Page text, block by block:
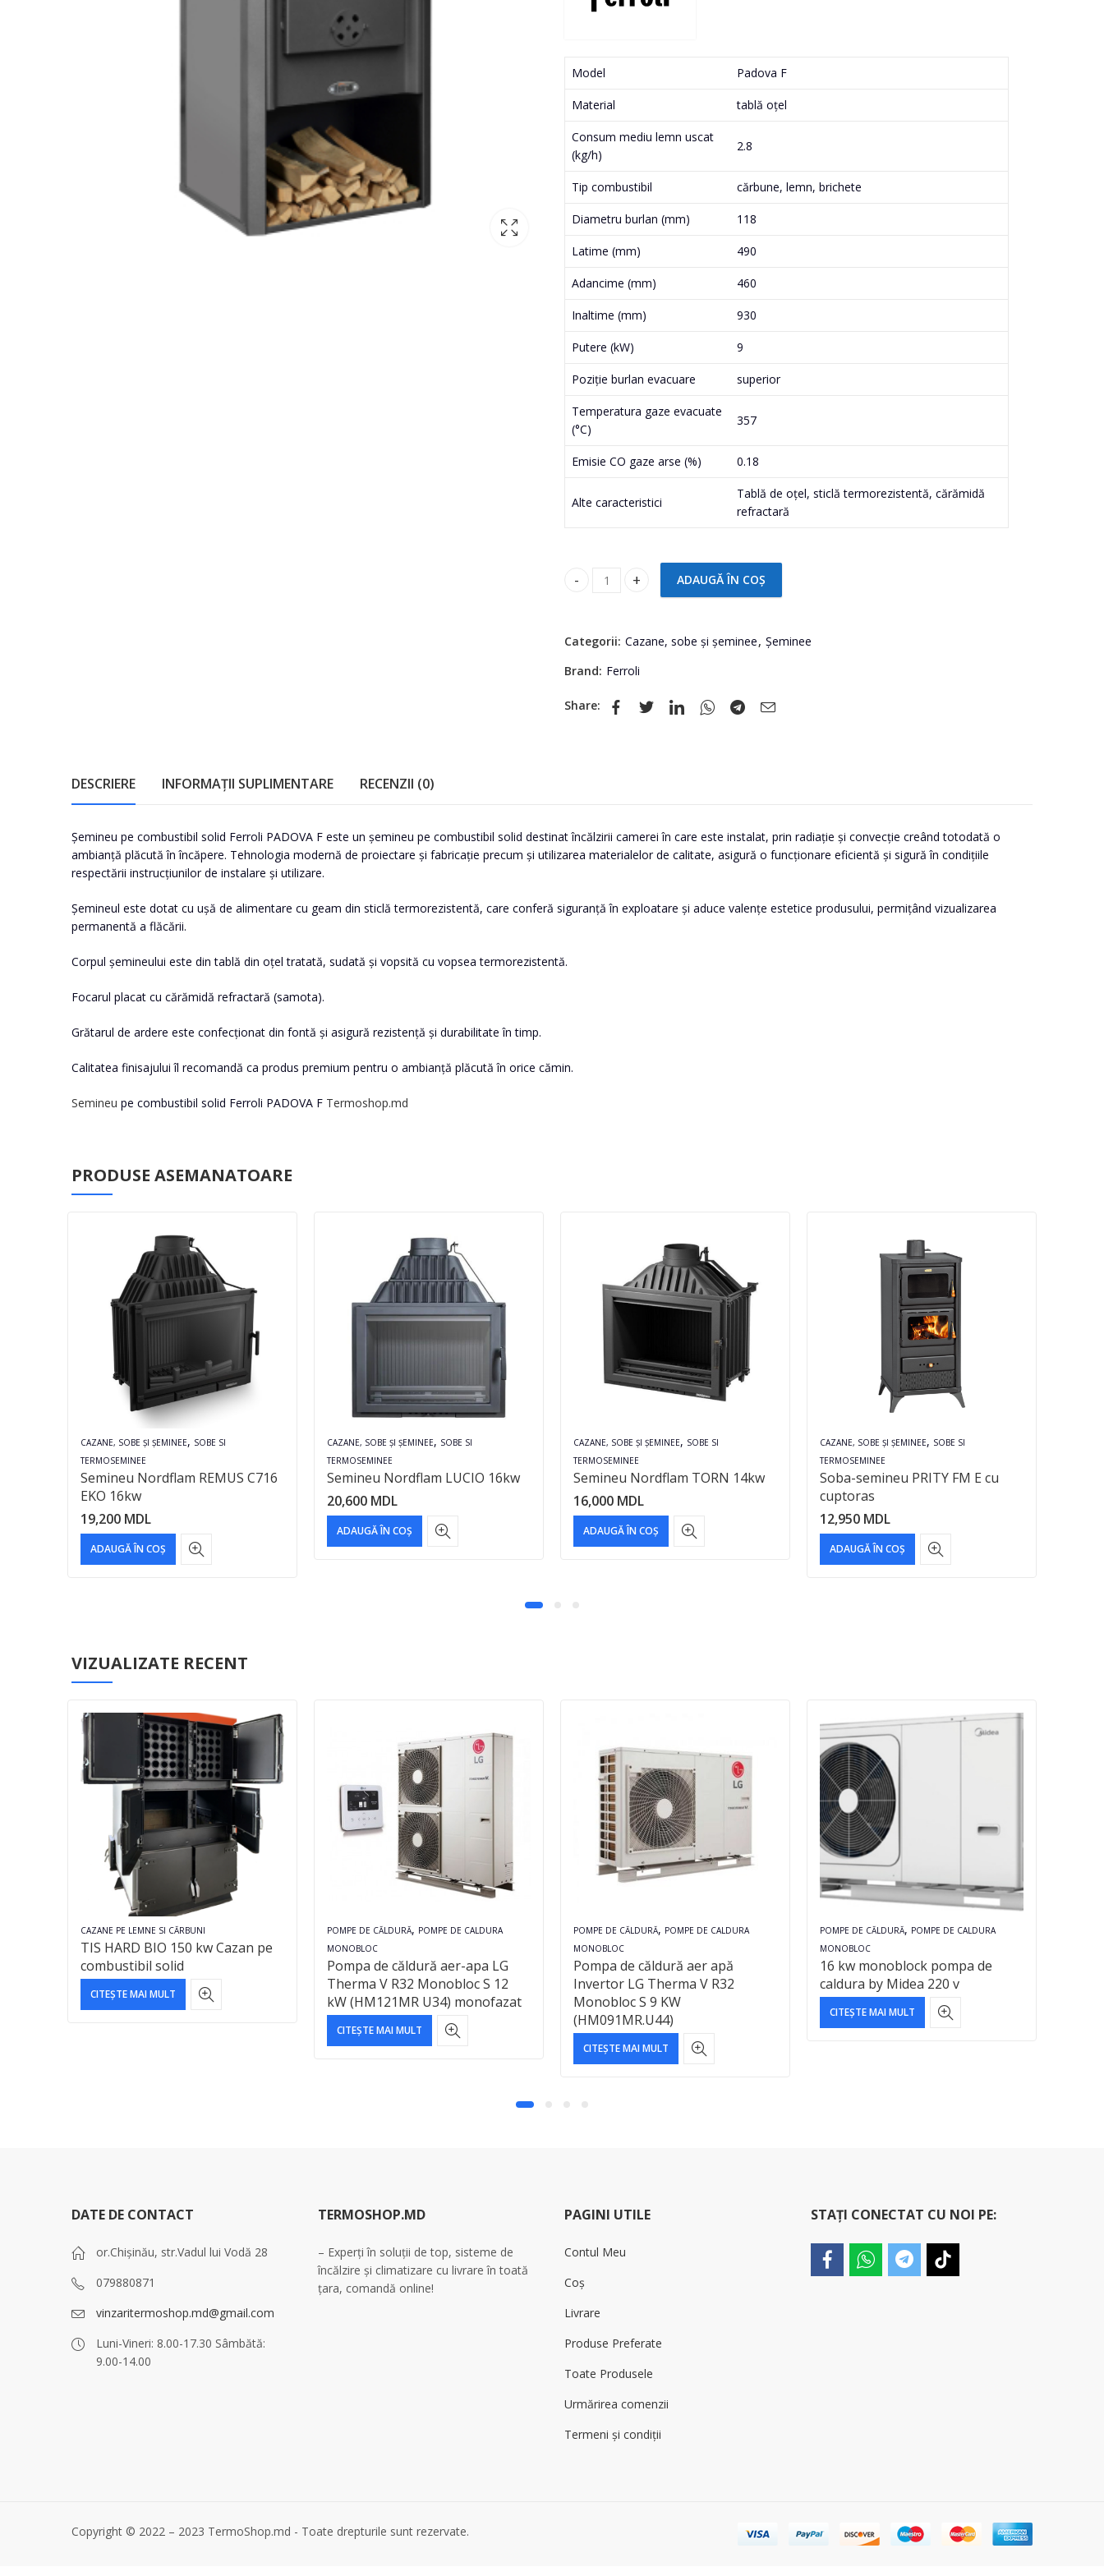
Model Padova F
Material tablă oțel
Consum mediu lemn uscat
(kg/h)
2.8
Tip combustibil cărbune, lemn, brichete
Diametru burlan (mm) 118
Latime (mm) 490
Adancime (mm) 460
Inaltime (mm) 930
Putere (kW) 9
Poziție burlan evacuare superior
Temperatura gaze evacuate
(°C)
357
Emisie CO gaze arse (%) 0.18
Alte caracteristici
Tablă de oțel, sticlă termorezistentă, cărămidă
refractară
Șemineu pe combustibil solid Ferroli PADOVA F quantity
ADAUGĂ ÎN COȘ
Categorii: Cazane, sobe și șeminee, Șeminee
Brand: Ferroli
Share:
DESCRIERE INFORMAȚII SUPLIMENTARE RECENZII (0)
Șemineu pe combustibil solid Ferroli PADOVA F este un șemineu pe combustibil solid destinat încălzirii camerei în care este instalat, prin radiație și convecție creând totodată o
ambianță plăcută în încăpere. Tehnologia modernă de proiectare și fabricație precum și utilizarea materialelor de calitate, asigură o funcționare eficientă și sigură în condițiile
respectării instrucțiunilor de instalare și utilizare.
Șemineul este dotat cu ușă de alimentare cu geam din sticlă termorezistentă, care conferă siguranță în exploatare și aduce valențe estetice produsului, permițând vizualizarea
permanentă a flăcării.
Corpul șemineului este din tablă din oțel tratată, sudată și vopsită cu vopsea termorezistentă.
Focarul placat cu cărămidă refractară (samota).
Grătarul de ardere este confecționat din fontă și asigură rezistență și durabilitate în timp.
Calitatea finisajului îl recomandă ca produs premium pentru o ambianță plăcută în orice cămin.
Semineu pe combustibil solid Ferroli PADOVA F Termoshop.md
PRODUSE ASEMANATOARE
CAZANE, SOBE ȘI ȘEMINEE, SOBE SI
TERMOSEMINEE
Semineu Nordflam REMUS C716
EKO 16kw
19,200 MDL
ADAUGĂ ÎN COȘ
CAZANE, SOBE ȘI ȘEMINEE, SOBE SI
TERMOSEMINEE
Semineu Nordflam LUCIO 16kw
20,600 MDL
ADAUGĂ ÎN COȘ
CAZANE, SOBE ȘI ȘEMINEE, SOBE SI
TERMOSEMINEE
Semineu Nordflam TORN 14kw
16,000 MDL
ADAUGĂ ÎN COȘ
CAZANE, SOBE ȘI ȘEMINEE, SOBE SI
TERMOSEMINEE
Soba-semineu PRITY FM E cu
cuptoras
12,950 MDL
ADAUGĂ ÎN COȘ
VIZUALIZATE RECENT
CAZANE PE LEMNE SI CĂRBUNI
TIS HARD BIO 150 kw Cazan pe
combustibil solid
CITEȘTE MAI MULT
POMPE DE CĂLDURĂ, POMPE DE CALDURA
MONOBLOC
Pompa de căldură aer-apa LG
Therma V R32 Monobloc S 12
kW (HM121MR U34) monofazat
CITEȘTE MAI MULT
POMPE DE CĂLDURĂ, POMPE DE CALDURA
MONOBLOC
Pompa de căldură aer apă
Invertor LG Therma V R32
Monobloc S 9 KW
(HM091MR.U44)
CITEȘTE MAI MULT
POMPE DE CĂLDURĂ, POMPE DE CALDURA
MONOBLOC
16 kw monoblock pompa de
caldura by Midea 220 v
CITEȘTE MAI MULT
DATE DE CONTACT
or.Chișinău, str.Vadul lui Vodă 28
079880871
vinzaritermoshop.md@gmail.com
Luni-Vineri: 8.00-17.30 Sâmbătă:
9.00-14.00
TERMOSHOP.MD
– Experți în soluții de top, sisteme de
încălzire și climatizare cu livrare în toată
țara, comandă online!
PAGINI UTILE
Contul Meu
Coș
Livrare
Produse Preferate
Toate Produsele
Urmărirea comenzii
Termeni și condiții
STAȚI CONECTAT CU NOI PE:
Copyright © 2022 – 2023 TermoShop.md - Toate drepturile sunt rezervate.